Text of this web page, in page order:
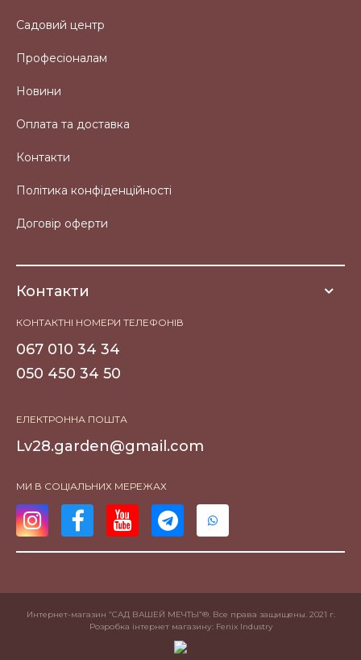
Садовий центр
Професіоналам
Новини
Оплата та доставка
Контакти
Політика конфіденційності
Договір оферти
Контакти
КОНТАКТНІ НОМЕРИ ТЕЛЕФОНІВ
067 010 34 34
050 450 34 50
ЕЛЕКТРОННА ПОШТА
Lv28.garden@gmail.com
МИ В СОЦІАЛЬНИХ МЕРЕЖАХ
Интернет-магазин “САД ВАШЕЙ МЕЧТЫ”®. Все права защищены. 2021 г.
Розробка інтернет магазину: Fenix Industry